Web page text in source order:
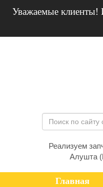
Уважаемые клиенты!
Реализуем
Алушта
Главная